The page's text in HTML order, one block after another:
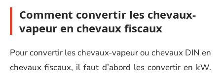
Comment convertir les chevaux-
vapeur en chevaux fiscaux
Pour convertir les chevaux-vapeur ou chevaux DIN en
chevaux fiscaux, il faut d’abord les convertir en kW.